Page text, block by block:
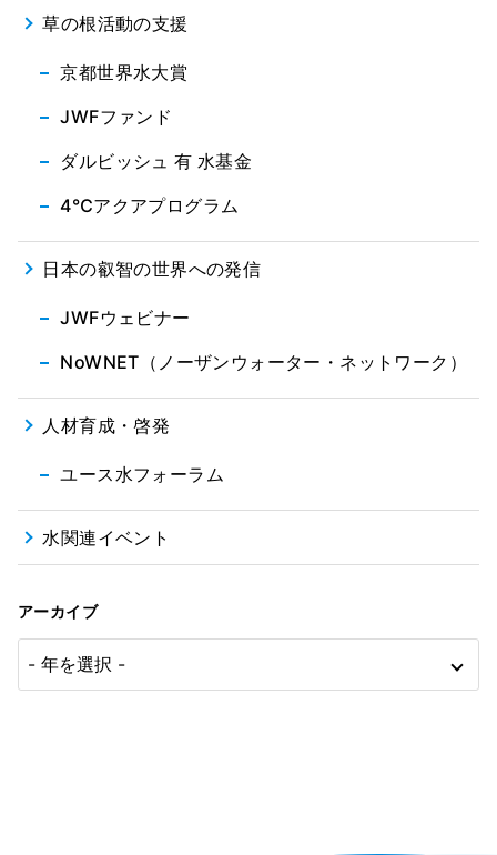
草の根活動の支援
京都世界水大賞
JWFファンド
ダルビッシュ 有 水基金
4℃アクアプログラム
日本の叡智の世界への発信
JWFウェビナー
NoWNET（ノーザンウォーター・ネットワーク）
人材育成・啓発
ユース水フォーラム
水関連イベント
アーカイブ